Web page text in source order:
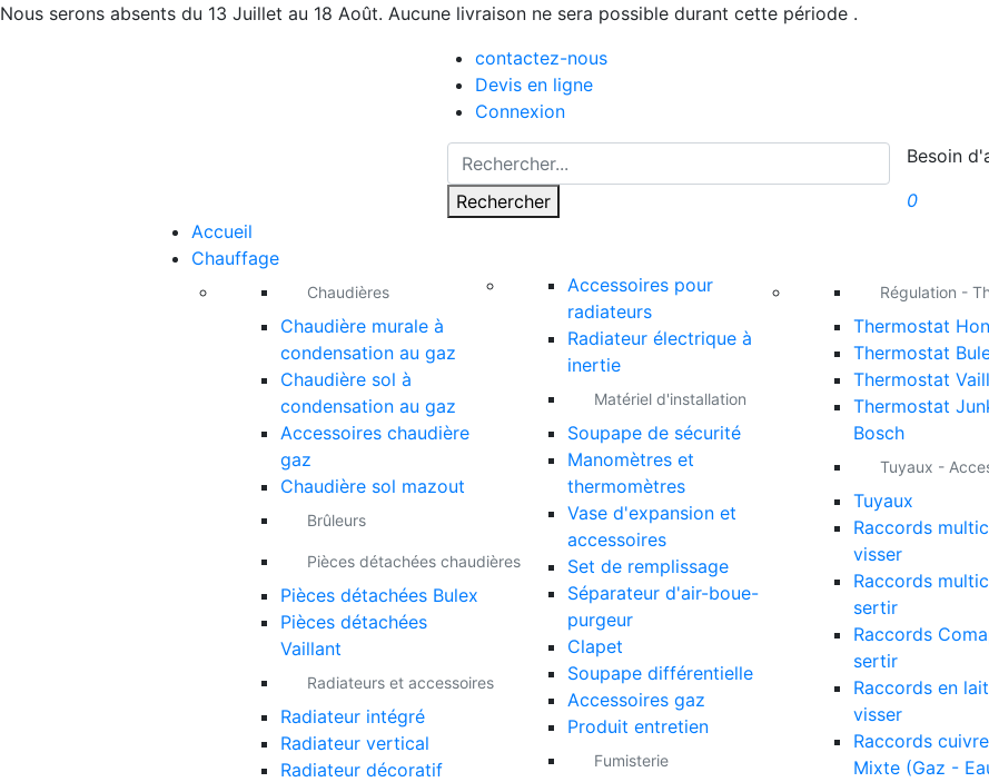
Nous serons absents du 13 Juillet au 18 Août. Aucune livraison ne sera possible durant cette période .
contactez-nous
Devis en ligne
Connexion
Rechercher
Besoin
0
Accueil
Chauffage
Chaudières
Chaudière murale à
condensation au gaz
Chaudière sol à
condensation au gaz
Accessoires chaudière
gaz
Chaudière sol mazout
Brûleurs
Pièces détachées chaudières
Pièces détachées Bulex
Pièces détachées
Vaillant
Radiateurs et accessoires
Radiateur intégré
Radiateur vertical
Radiateur décoratif
Accessoires pour
radiateurs
Radiateur électrique à
inertie
Matériel d'installation
Soupape de sécurité
Manomètres et
thermomètres
Vase d'expansion et
accessoires
Set de remplissage
Séparateur d'air-boue-
purgeur
Clapet
Soupape différentielle
Accessoires gaz
Produit entretien
Fumisterie
Régulation -
Thermostat
Thermostat
Thermostat
Thermostat
Bosch
Tuyaux -
Tuyaux
Raccords
visser
Raccords
sertir
Raccords
sertir
Raccords en
visser
Raccords
Mixte (Gaz -